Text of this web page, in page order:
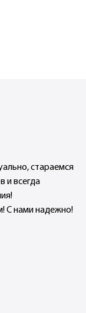
стараемся
и всегда
С нами надежно!